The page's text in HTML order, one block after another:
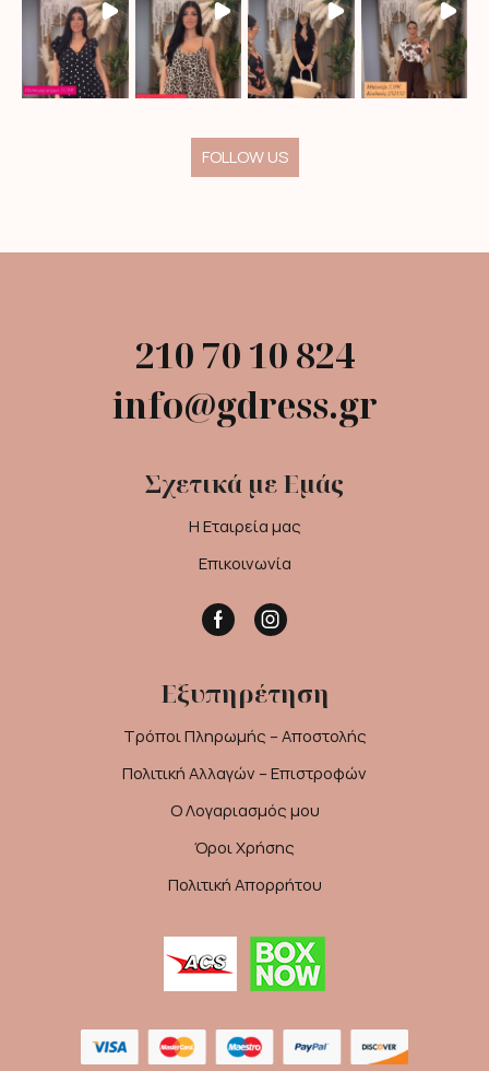
FOLLOW US
210 70 10 824
info@gdress.gr
Σχετικά με Εμάς
Η Εταιρεία μας
Επικοινωνία
FacebookInstagram
Εξυπηρέτηση
Τρόποι Πληρωμής – Αποστολής
Πολιτική Αλλαγών – Επιστροφών
Ο Λογαριασμός μου
Όροι Χρήσης
Πολιτική Απορρήτου